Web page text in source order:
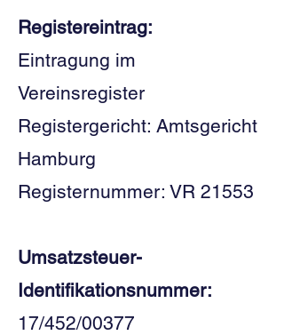
Registereintrag:
Eintragung im
Vereinsregister
Registergericht: Amtsgericht
Hamburg
Registernummer: VR 21553
Umsatzsteuer-
Identifikationsnummer:
17/452/00377